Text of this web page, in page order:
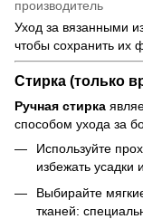
производитель
Уход за вязанными
чтобы сохранить их
Стирка (только
Ручная стирка
способом ухода за
Используйте
избежать
Выбирайте
тканей: